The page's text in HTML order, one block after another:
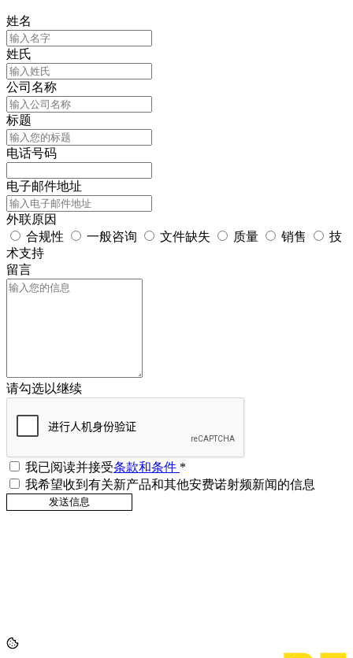
姓名
姓氏
公司名称
标题
电话号码
电子邮件地址
外联原因
合规性
一般咨询 文件缺失 质量 销售
技
术支持
留言
请勾选以继续
我已阅读并接受条款和条件 *
我希望收到有关新产品和其他安费诺射频新闻的信息